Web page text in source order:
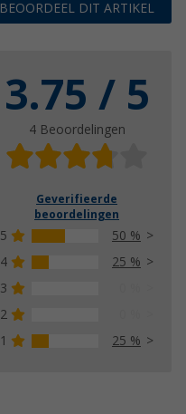
BEOORDEEL DIT ARTIKEL
3.75 / 5
4 Beoordelingen
Geverifieerde
beoordelingen
5
50 %
4
25 %
3
2
1
25 %